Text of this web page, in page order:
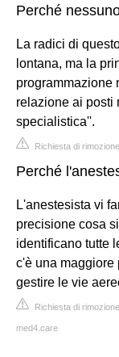
Perché
La radici di
lontana, ma la
programmazione
relazione ai posti
specialistica''.
Richiesta di
Perché
L'anestesista vi
precisione cosa
identificano tutte
c'è una maggiore
gestire le vie
Richiesta di
med4.care